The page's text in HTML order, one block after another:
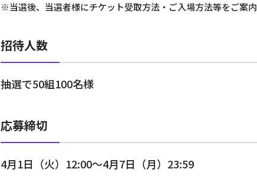
※当選後、当選者様にチケット受取方法・ご入場方法等をご案内
招待人数
抽選で50組100名様
応募締切
4月1日（火）12:00～4月7日（月）23:59